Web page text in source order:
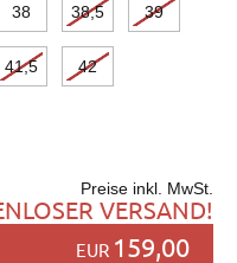
38 38,5 39
41,5
42
Preise inkl. MwSt.
VERSAND!
EUR 159,00